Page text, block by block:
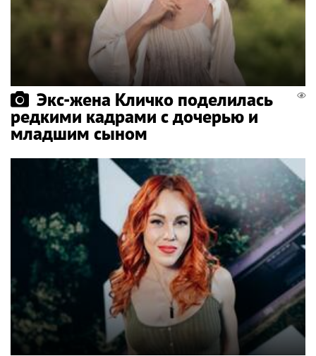
Экс-жена Кличко поделилась
редкими кадрами с дочерью и
младшим сыном